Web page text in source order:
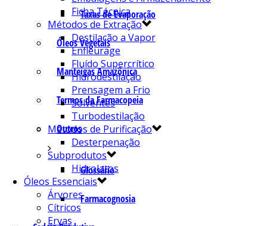
Taxas de Evaporação
Óleos Vegetais
Manteigas Amazônica
Termos da Farmacopeia
Outros
Glossário
Farmacognosia
Ficha Técnica
Métodos de Extração
Destilação a Vapor
Enfleurage
Fluído Supercrítico
Hidrodestilação
Prensagem a Frio
Solventes
Turbodestilação
Métodos de Purificação
Desterpenação
Subprodutos
Hidrolatos
Óleos Essenciais
Árvores
Cítricos
Ervas